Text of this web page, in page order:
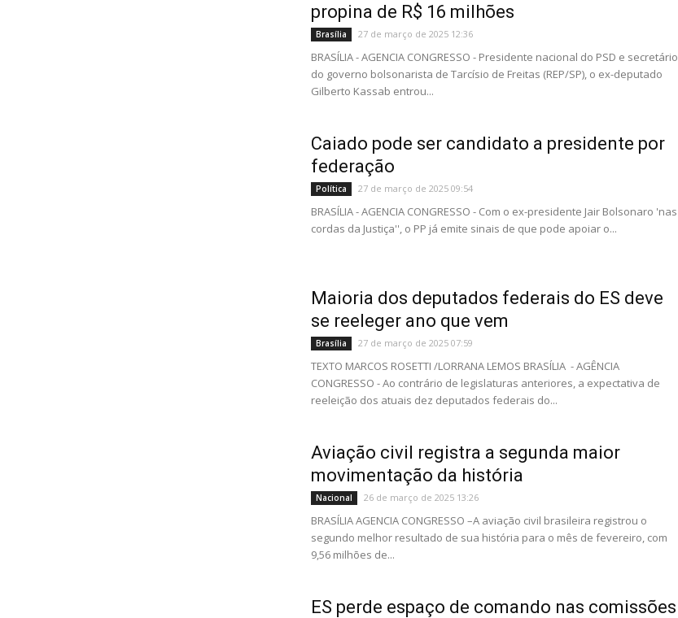
propina de R$ 16 milhões
Brasília 27 de março de 2025 12:36
BRASÍLIA - AGENCIA CONGRESSO - Presidente nacional do PSD e secretário
do governo bolsonarista de Tarcísio de Freitas (REP/SP), o ex-deputado
Gilberto Kassab entrou...
Caiado pode ser candidato a presidente por
federação
Política 27 de março de 2025 09:54
BRASÍLIA - AGENCIA CONGRESSO - Com o ex-presidente Jair Bolsonaro 'nas
cordas da Justiça'', o PP já emite sinais de que pode apoiar o...
Maioria dos deputados federais do ES deve
se reeleger ano que vem
Brasília 27 de março de 2025 07:59
TEXTO MARCOS ROSETTI /LORRANA LEMOS BRASÍLIA - AGÊNCIA
CONGRESSO - Ao contrário de legislaturas anteriores, a expectativa de
reeleição dos atuais dez deputados federais do...
Aviação civil registra a segunda maior
movimentação da história
Nacional 26 de março de 2025 13:26
BRASÍLIA AGENCIA CONGRESSO –A aviação civil brasileira registrou o
segundo melhor resultado de sua história para o mês de fevereiro, com
9,56 milhões de...
ES perde espaço de comando nas comissões